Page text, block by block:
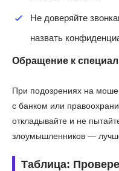
Не доверяйте
назвать
Обращение к
При подозрениях на
с банком или
откладывайте и не
злоумышленников —
Таблица: